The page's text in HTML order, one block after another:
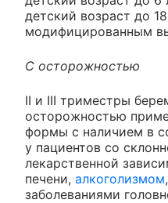
детский возраст до
модифицированным
С осторожностью
II и III триместры
осторожностью
формы с наличием в
у пациентов со
лекарственной
печени, алкоголизмом
заболеваниями